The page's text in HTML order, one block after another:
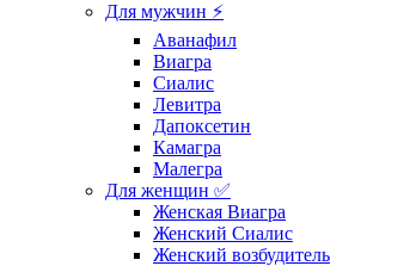
Для мужчин ⚡
Аванафил
Виагра
Сиалис
Левитра
Дапоксетин
Камагра
Малегра
Для женщин ✅
Женская Виагра
Женский Сиалис
Женский возбудитель